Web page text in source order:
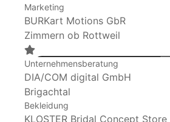
Marketing
BURKart Motions GbR
Zimmern ob Rottweil
Unternehmensberatung
DIA/COM digital GmbH
Brigachtal
Bekleidung
KLOSTER Bridal Concept Store